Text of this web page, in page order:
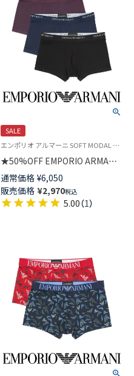
SALE
エンポリオ アルマーニ SOFT MODAL Underwear 公式オンラインショップ 紳士 下着
★50%OFF EMPORIO ARMANI
ソフトモダール ボクサーパンツ
前閉じ EUサイズ メンズ
54095117
通常価格 ¥6,050
販売価格 ¥2,970税込
5.00（1）